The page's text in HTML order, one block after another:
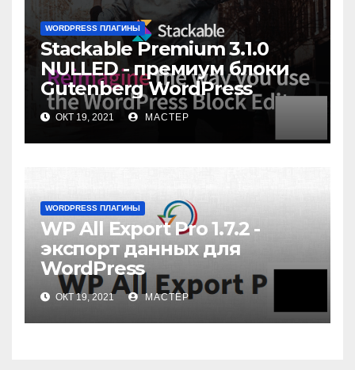
WORDPRESS ПЛАГИНЫ
Stackable Premium 3.1.0
NULLED - премиум блоки
Gutenberg WordPress
ОКТ 19, 2021 МАСТЕР
WORDPRESS ПЛАГИНЫ
WP All Export Pro 1.7.2 -
экспорт данных для
WordPress
ОКТ 19, 2021 МАСТЕР